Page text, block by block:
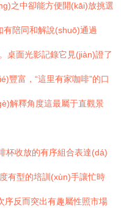
之中卻能方便開(kāi)放挑選
陪同和解說(shuō)通過
桌面光影記錄它見(jiàn)證了
豐富，“這里有家咖啡”的口
解釋角度這最屬于直觀景
杯收放的有序組合表達(dá)
有型的培訓(xùn)手讓忙時
反而突出有趣屬性照市場